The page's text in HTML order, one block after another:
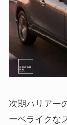
次期ハリアー
ーペライクな